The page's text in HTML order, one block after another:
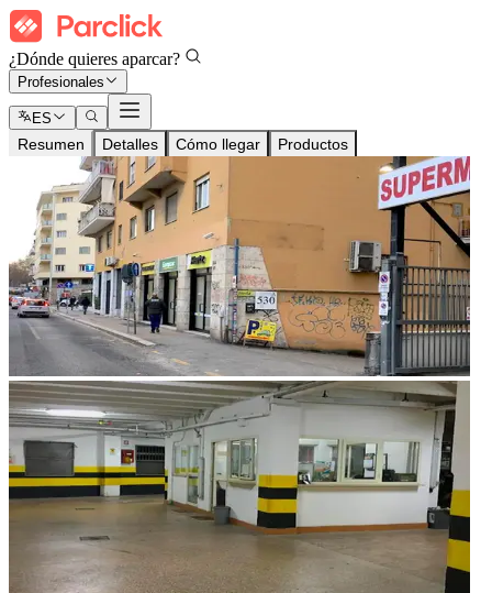
¿Dónde quieres aparcar?
Profesionales
ES
Resumen Detalles Cómo llegar Productos